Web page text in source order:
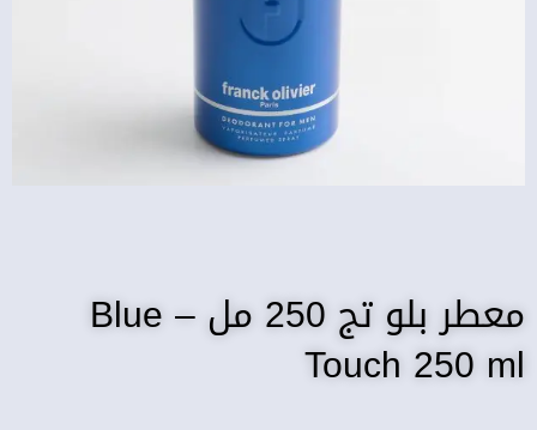
معطر بلو تج 250 مل – Blue
Touch 250 ml